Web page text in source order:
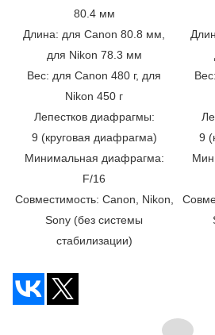
80.4 мм
Длина: для Canon 80.8 мм,
для Nikon 78.3 мм
Вес: для Canon 480 г, для
Nikon 450 г
Лепестков диафрагмы:
9 (круговая диафрагма)
Минимальная диафрагма:
F/16
Совместимость: Canon, Nikon,
Sony (без системы
стабилизации)
9